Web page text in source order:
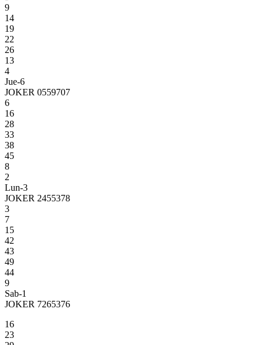
9
14
19
22
26
13
4
Jue-6
JOKER 0559707
6
16
28
33
38
45
8
2
Lun-3
JOKER 2455378
3
7
15
42
43
49
44
9
Sab-1
JOKER 7265376
16
23